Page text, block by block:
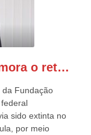
e
Cabral, da
os ministros da
Desenvolvimento
o
GONZAGA PATRIOTA comemora o retorno da FUNASA
Fundação
sido extinta no
por meio